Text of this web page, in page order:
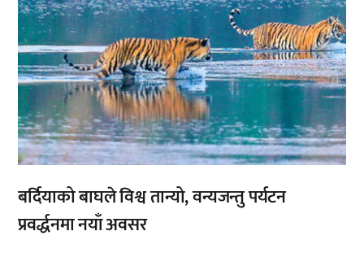
बर्दियाको बाघले विश्व तान्यो, वन्यजन्तु पर्यटन
प्रवर्द्धनमा नयाँ अवसर